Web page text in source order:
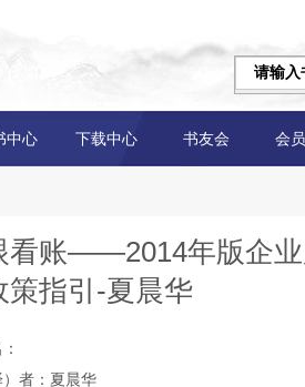
中心 下载中心 书友会 会
看账——2014年版企业
策指引-夏晨华
者：夏晨华